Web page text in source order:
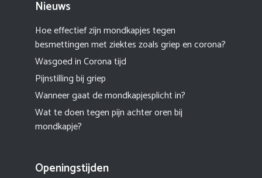
Nieuws
Hoe effectief zijn mondkapjes tegen
besmettingen met ziektes zoals griep en corona?
Wasgoed in Corona tijd
Pijnstilling bij griep
Wanneer gaat de mondkapjesplicht in?
Wat te doen tegen pijn achter oren bij
mondkapje?
Openingstijden